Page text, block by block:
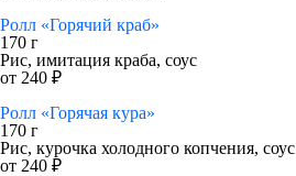
Ролл «Горячий краб»
170 г
Рис, имитация краба, соус
от 240 ₽
Ролл «Горячая кура»
170 г
Рис, курочка холодного копчения, соус
от 240 ₽